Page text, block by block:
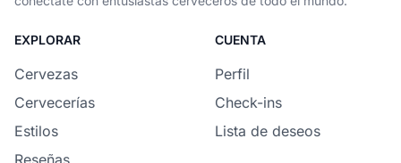
EXPLORAR
Cervezas
Cervecerías
Estilos
Reseñas
CUENTA
Perfil
Check-ins
Lista de deseos